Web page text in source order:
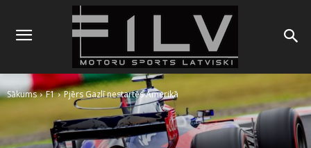
Sākums F1 Pjērs Gazlī nestartēs Amerikā